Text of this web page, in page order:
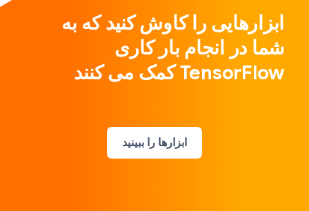
ابزارهایی را کاوش کنید که به
شما در انجام بار کاری
TensorFlow کمک می کنند
ابزارها را ببینید